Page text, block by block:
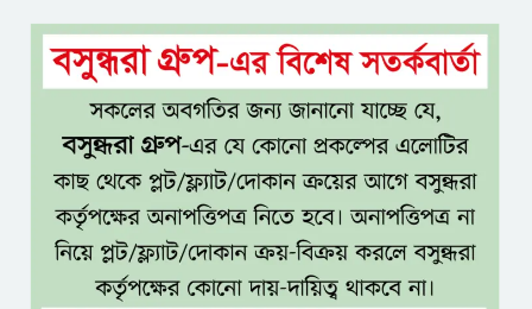
মাকে খুঁজতে এসে মিলল পলিথিনে
মোড়ানো মরদেহ, মেলেনি মাথা ও
পা
কম বয়সেই বন্ধ্যাত্বের ঝুঁকি?
নারীদের ৩ লক্ষণে সতর্ক হওয়ার
পরামর্শ
ইনফ্লুয়েঞ্জা ঠেকাতে নতুন আশার
আলো, প্রবীণদের জন্য এমআরএনএ